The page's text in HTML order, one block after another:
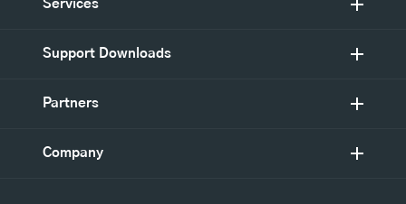
Services
Support Downloads
Partners
Company